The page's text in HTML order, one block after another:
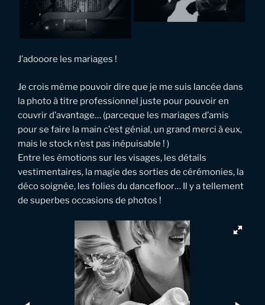
J’adooore les mariages !
Je crois même pouvoir dire que je me suis lancée dans
la photo à titre professionnel juste pour pouvoir en
couvrir d’avantage… (parceque les mariages d’amis
pour se faire la main c’est génial, un grand merci à eux,
mais le stock n’est pas inépuisable ! )
Entre les émotions sur les visages, les détails
vestimentaires, la magie des sorties de cérémonies, la
déco soignée, les folies du dancefloor… Il y a tellement
de superbes occasions de photos !